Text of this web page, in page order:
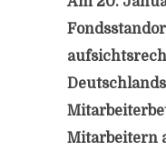
Mitarbeitern